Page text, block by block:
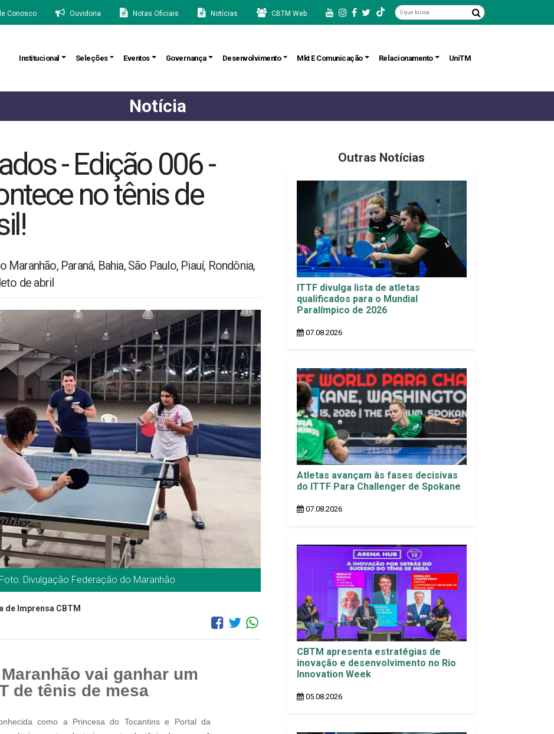
Conosco Ouvidoria Notas Oficiais Notícias CBTM Web
Institucional Seleções Eventos Governança Desenvolvimento Mkt E Comunicação Relacionamento UniTM
Notícia
- Edição 006 -
no tênis de
Paraná, Bahia, São Paulo, Piauí, Rondônia,
de abril
Divulgação Federação do Maranhão.
de Imprensa CBTM
vai ganhar um
de tênis de mesa
como a Princesa do Tocantins e Portal da
Outras Notícias
ITTF divulga lista de atletas
qualificados para o Mundial
Paralímpico de 2026
07.08.2026
Atletas avançam às fases decisivas
do ITTF Para Challenger de Spokane
07.08.2026
CBTM apresenta estratégias de
inovação e desenvolvimento no Rio
Innovation Week
05.08.2026